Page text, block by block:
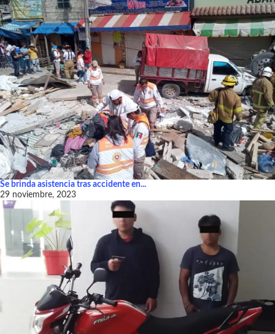
Se brinda asistencia tras accidente en...
29 noviembre, 2023